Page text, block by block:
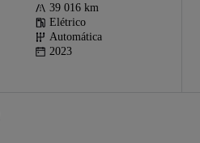
39 016 km
Elétrico
Automática
2023